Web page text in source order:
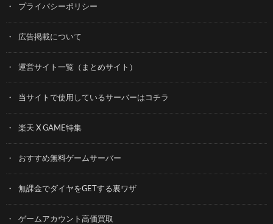
プライバシーポリシー
広告掲載について
運営サイト一覧（まとめサイト）
当サイトで使用しているサーバーはコチラ
楽天 X GAME特集
おすすめ無料ゲームサーバー
無課金でダイヤをGETする裏ワザ
ゲームアカウント高価買取